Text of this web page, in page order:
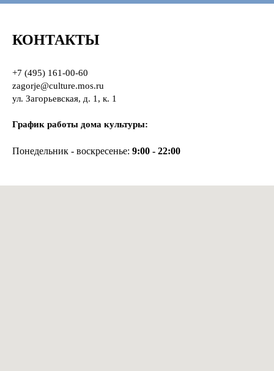
КОНТАКТЫ
+7 (495) 161-00-60
zagorje@culture.mos.ru
ул. Загорьевская, д. 1, к. 1
График работы дома культуры:
Понедельник - воскресенье: 9:00 - 22:00